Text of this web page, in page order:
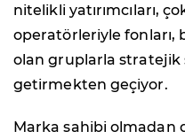
nitelikli yatırımcıları,
operatörleriyle fonları,
olan gruplarla stratejik
getirmekten geçiyor.
Marka sahibi olmadan